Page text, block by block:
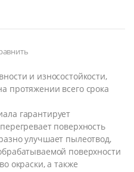
и износостойкости,
протяжении всего срока
гарантирует
поверхность
улучшает пылеотвод,
поверхности
окраски, а также